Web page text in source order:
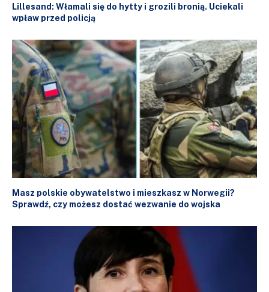
Lillesand: Włamali się do hytty i grozili bronią. Uciekali
wpław przed policją
Masz polskie obywatelstwo i mieszkasz w Norwegii?
Sprawdź, czy możesz dostać wezwanie do wojska